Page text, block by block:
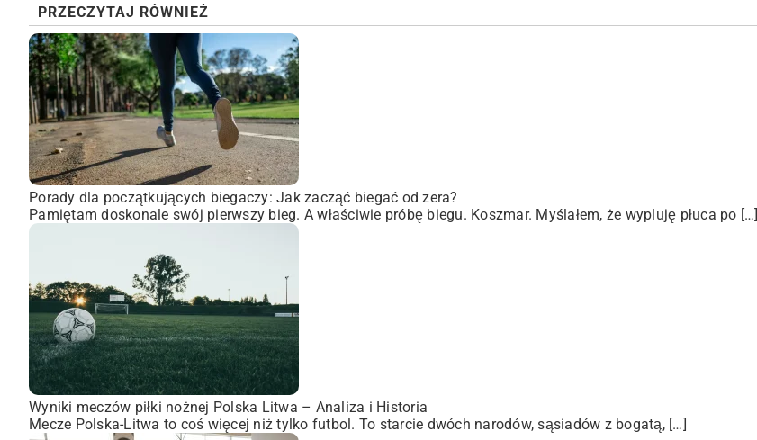
PRZECZYTAJ RÓWNIEŻ
Porady dla początkujących biegaczy: Jak zacząć biegać od zera?
Pamiętam doskonale swój pierwszy bieg. A właściwie próbę biegu. Koszmar. Myślałem, że wypluję płuca po […]
Wyniki meczów piłki nożnej Polska Litwa – Analiza i Historia
Mecze Polska-Litwa to coś więcej niż tylko futbol. To starcie dwóch narodów, sąsiadów z bogatą, […]